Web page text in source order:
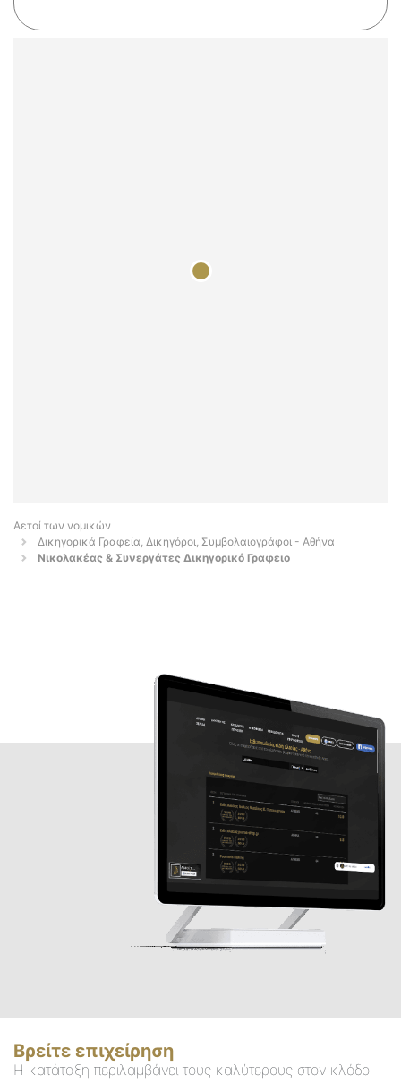
Αετοί των νομικών
Δικηγορικά Γραφεία, Δικηγόροι, Συμβολαιογράφοι - Αθήνα
Νικολακέας & Συνεργάτες Δικηγορικό Γραφειο
Βρείτε επιχείρηση
Η κατάταξη περιλαμβάνει τους καλύτερους στον κλάδο